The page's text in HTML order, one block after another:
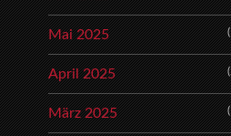
Mai 2025
April 2025
März 2025